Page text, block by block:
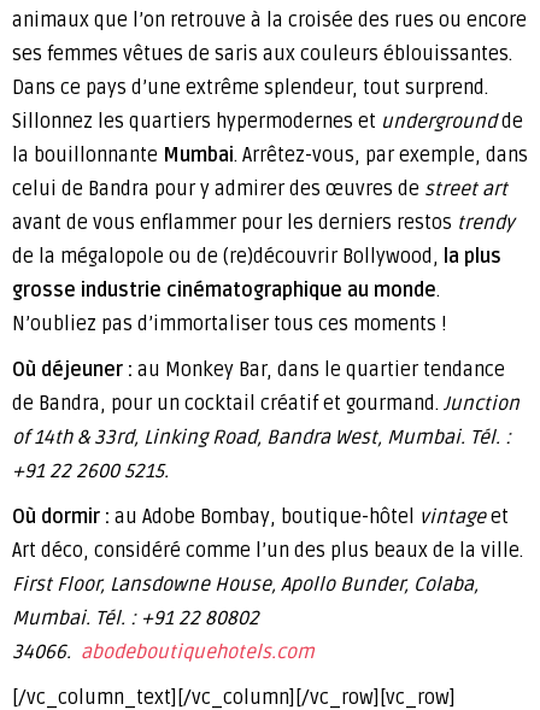
animaux que l’on retrouve à la croisée des rues ou encore
ses femmes vêtues de saris aux couleurs éblouissantes.
Dans ce pays d’une extrême splendeur, tout surprend.
Sillonnez les quartiers hypermodernes et undergroundde
la bouillonnante Mumbai. Arrêtez-vous, par exemple, dans
celui de Bandra pour y admirer des œuvres de street art
avant de vous enflammer pour les derniers restos trendy
de la mégalopole ou de (re)découvrir Bollywood, la plus
grosse industrie cinématographique au monde.
N’oubliez pas d’immortaliser tous ces moments !
Où déjeuner : au Monkey Bar, dans le quartier tendance
de Bandra, pour un cocktail créatif et gourmand. Junction
of 14th & 33rd, Linking Road, Bandra West, Mumbai. Tél. :
+91 22 2600 5215.
Où dormir : au Adobe Bombay, boutique-hôtel vintageet
Art déco, considéré comme l’un des plus beaux de la ville.
First Floor, Lansdowne House, Apollo Bunder, Colaba,
Mumbai. Tél. : +91 22 80802
34066. abodeboutiquehotels.com
[/vc_column_text][/vc_column][/vc_row][vc_row]